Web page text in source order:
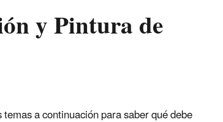
y Pintura de
a continuación para saber qué debe